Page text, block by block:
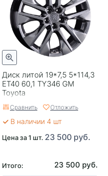
5*114,3
66,6
7,5
Haval
Литые
1 год
Диск литой 19*7,5 5*114,3
ET40 60,1 TY346 GM
Toyota
Сравнить Отложить
В наличии 4 шт
Цена за 1 шт. 23 500 руб.
Итого: 23 500 руб.